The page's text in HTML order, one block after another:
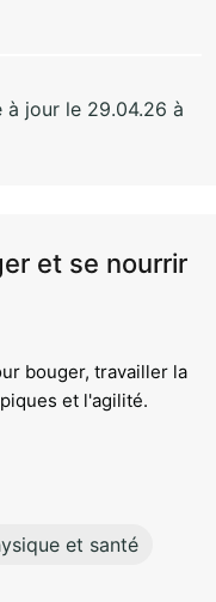
à jour le 29.04.26 à
et se nourrir
bouger, travailler la
et l'agilité.
et santé